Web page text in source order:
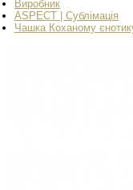
Виробник
ASPECT | Сублімація
Чашка Коханому